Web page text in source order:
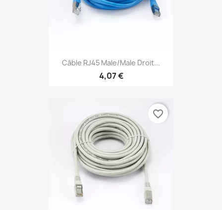
Câble RJ45 Male/Male Droit...
4,07 €
favorite_border